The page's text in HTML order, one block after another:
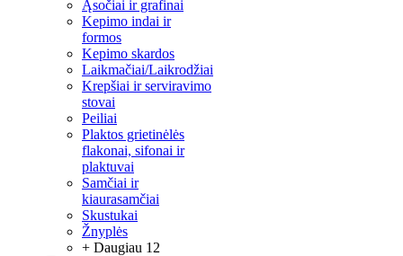
Ąsočiai ir grafinai
Kepimo indai ir
formos
Kepimo skardos
Laikmačiai/Laikrodžiai
Krepšiai ir serviravimo
stovai
Peiliai
Plaktos grietinėlės
flakonai, sifonai ir
plaktuvai
Samčiai ir
kiaurasamčiai
Skustukai
Žnyplės
+ Daugiau 12